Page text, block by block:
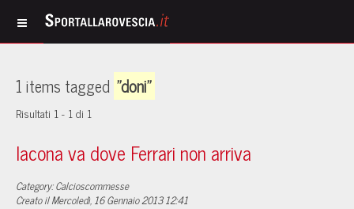
1 items tagged "doni"
Risultati 1 - 1 di 1
Iacona va dove Ferrari non arriva
Category: Calcioscommesse
Creato il Mercoledì, 16 Gennaio 2013 12:41